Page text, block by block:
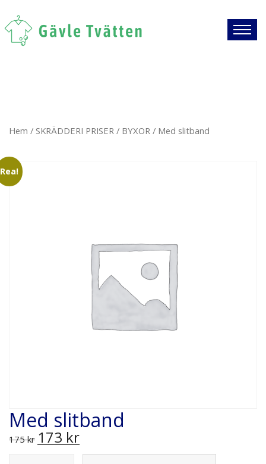
Hem / SKRÄDDERI PRISER / BYXOR / Med slitband
Rea!
Med slitband
175kr 173 kr